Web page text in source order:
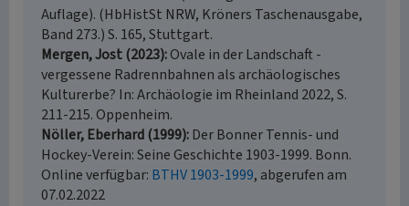
Auflage). (HbHistSt NRW, Kröners Taschenausgabe,
Band 273.) S. 165, Stuttgart.
Mergen, Jost (2023) Ovale in der Landschaft -
vergessene Radrennbahnen als archäologisches
Kulturerbe? In: Archäologie im Rheinland 2022, S.
211-215. Oppenheim.
Nöller, Eberhard (1999) Der Bonner Tennis- und
Hockey-Verein: Seine Geschichte 1903-1999. Bonn.
Online verfügbar: BTHV 1903-1999, abgerufen am
07.02.2022